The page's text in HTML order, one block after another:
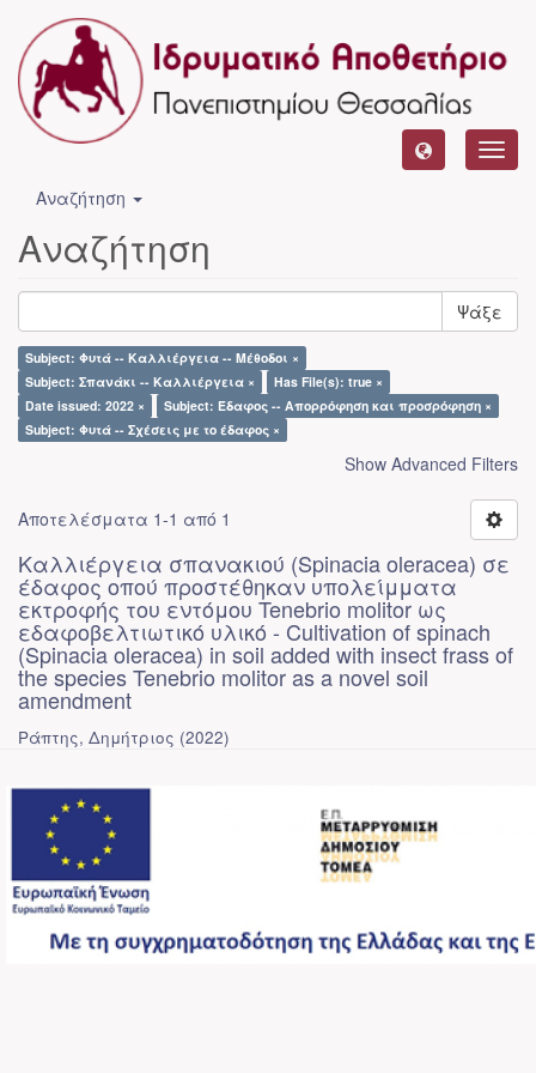
Αναζήτηση
Αναζήτηση
Ψάξε
Subject: Φυτά -- Καλλιέργεια -- Μέθοδοι ×
Subject: Σπανάκι -- Καλλιέργεια ×
Has File(s): true ×
Date issued: 2022 ×
Subject: Έδαφος -- Απορρόφηση και προσρόφηση ×
Subject: Φυτά -- Σχέσεις με το έδαφος ×
Show Advanced Filters
Αποτελέσματα 1-1 από 1
Καλλιέργεια σπανακιού (Spinacia oleracea) σε
έδαφος οπού προστέθηκαν υπολείμματα
εκτροφής του εντόμου Tenebrio molitor ως
εδαφοβελτιωτικό υλικό - Cultivation of spinach
(Spinacia oleracea) in soil added with insect frass of
the species Tenebrio molitor as a novel soil
amendment
Ράπτης, Δημήτριος (2022)